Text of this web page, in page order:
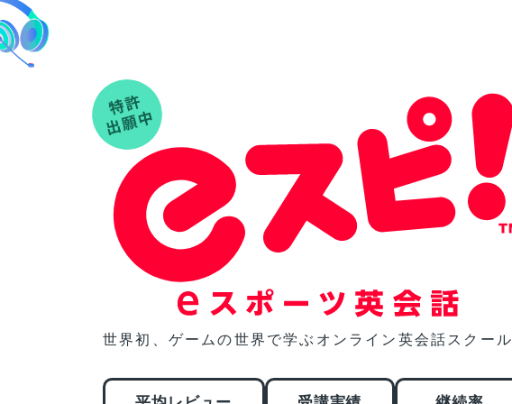
世界初、 ゲームの世界で学ぶオンライン英会話スクール